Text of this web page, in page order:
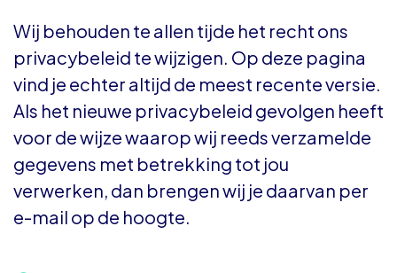
Wij behouden te allen tijde het recht ons
privacybeleid te wijzigen. Op deze pagina
vind je echter altijd de meest recente versie.
Als het nieuwe privacybeleid gevolgen heeft
voor de wijze waarop wij reeds verzamelde
gegevens met betrekking tot jou
verwerken, dan brengen wij je daarvan per
e-mail op de hoogte.